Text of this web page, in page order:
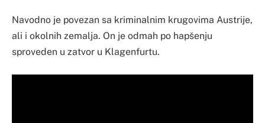
Navodno je povezan sa kriminalnim krugovima Austrije,
ali i okolnih zemalja. On je odmah po hapšenju
sproveden u zatvor u Klagenfurtu.